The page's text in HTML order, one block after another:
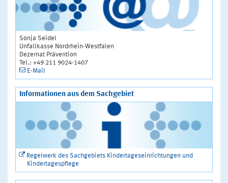
Sonja Seidel
Unfallkasse Nordrhein-Westfalen
Dezernat Prävention
Tel.: +49 211 9024-1407
E-Mail
Informationen aus dem Sachgebiet
Regelwerk des Sachgebiets Kindertageseinrichtungen und
Kindertagespflege